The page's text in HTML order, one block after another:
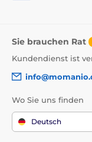
Sie brauchen Rat
Kundendienst ist
Wo Sie uns finden
Deutsch